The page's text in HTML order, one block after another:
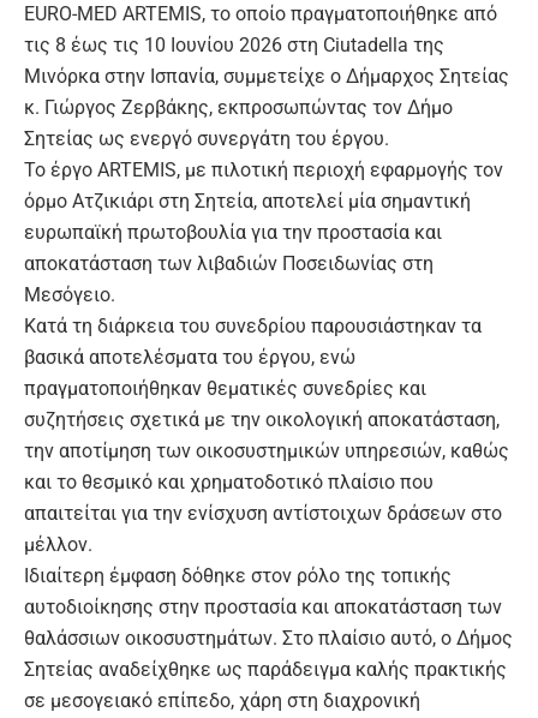
EURO-MED ARTEMIS, το οποίο πραγματοποιήθηκε από
τις 8 έως τις 10 Ιουνίου 2026 στη Ciutadella της
Μινόρκα στην Ισπανία, συμμετείχε ο Δήμαρχος Σητείας
κ. Γιώργος Ζερβάκης, εκπροσωπώντας τον Δήμο
Σητείας ως ενεργό συνεργάτη του έργου.
Το έργο ARTEMIS, με πιλοτική περιοχή εφαρμογής τον
όρμο Ατζικιάρι στη Σητεία, αποτελεί μία σημαντική
ευρωπαϊκή πρωτοβουλία για την προστασία και
αποκατάσταση των λιβαδιών Ποσειδωνίας στη
Μεσόγειο.
Κατά τη διάρκεια του συνεδρίου παρουσιάστηκαν τα
βασικά αποτελέσματα του έργου, ενώ
πραγματοποιήθηκαν θεματικές συνεδρίες και
συζητήσεις σχετικά με την οικολογική αποκατάσταση,
την αποτίμηση των οικοσυστημικών υπηρεσιών, καθώς
και το θεσμικό και χρηματοδοτικό πλαίσιο που
απαιτείται για την ενίσχυση αντίστοιχων δράσεων στο
μέλλον.
Ιδιαίτερη έμφαση δόθηκε στον ρόλο της τοπικής
αυτοδιοίκησης στην προστασία και αποκατάσταση των
θαλάσσιων οικοσυστημάτων. Στο πλαίσιο αυτό, ο Δήμος
Σητείας αναδείχθηκε ως παράδειγμα καλής πρακτικής
σε μεσογειακό επίπεδο, χάρη στη διαχρονική